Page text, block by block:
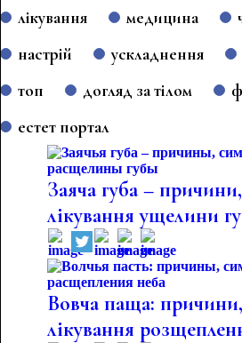
лікування
медицина
настрій
ускладнення
топ
догляд за тілом
естет портал
Заяча губа –
лікування ущелини
Вовча паща:
лікування